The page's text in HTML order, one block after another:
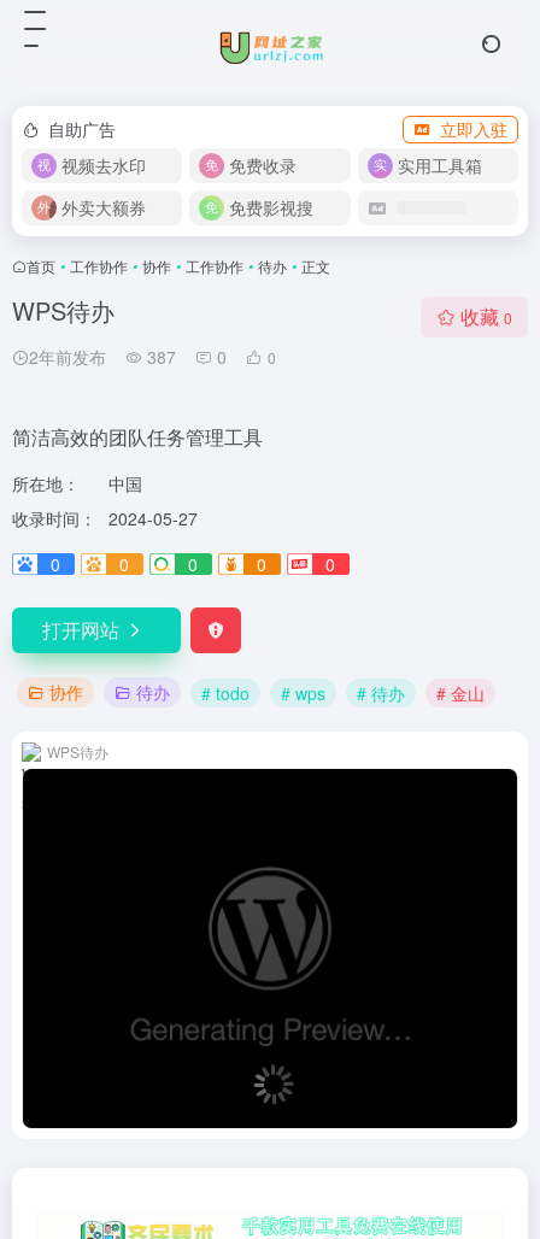
自助广告
立即入驻
视频去水印
免费收录
实用工具箱
外卖大额券
免费影视搜
首页 • 工作协作 • 协作 • 工作协作 • 待办 • 正文
WPS待办
2年前发布 387 0 0
收藏 0
简洁高效的团队任务管理工具
所在地：
中国
收录时间：
2024-05-27
0
0 0 0 0
打开网站
协作 待办 # todo # wps # 待办 # 金山
WPS待办